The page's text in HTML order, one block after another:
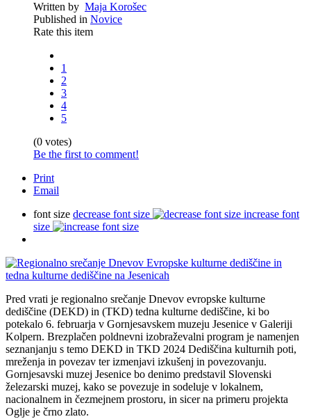
Written by Maja Korošec
Published in Novice
Rate this item
1
2
3
4
5
(0 votes)
Be the first to comment!
Print
Email
font size decrease font size
increase font
size
Pred vrati je regionalno srečanje Dnevov evropske kulturne
dediščine (DEKD) in (TKD) tedna kulturne dediščine, ki bo
potekalo 6. februarja v Gornjesavskem muzeju Jesenice v Galeriji
Kolpern. Brezplačen poldnevni izobraževalni program je namenjen
seznanjanju s temo DEKD in TKD 2024 Dediščina kulturnih poti,
mreženja in povezav ter izmenjavi izkušenj in povezovanju.
Gornjesavski muzej Jesenice bo denimo predstavil Slovenski
železarski muzej, kako se povezuje in sodeluje v lokalnem,
nacionalnem in čezmejnem prostoru, in sicer na primeru projekta
Oglje je črno zlato.